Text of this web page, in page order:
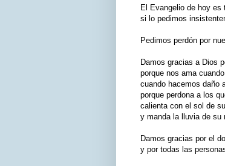
El Evangelio de hoy
si lo pedimos
Pedimos perdón por
Damos gracias a Dios
porque nos ama
cuando hacemos daño
porque perdona a los
calienta con el sol de
y manda la lluvia de su
Damos gracias por el
y por todas las